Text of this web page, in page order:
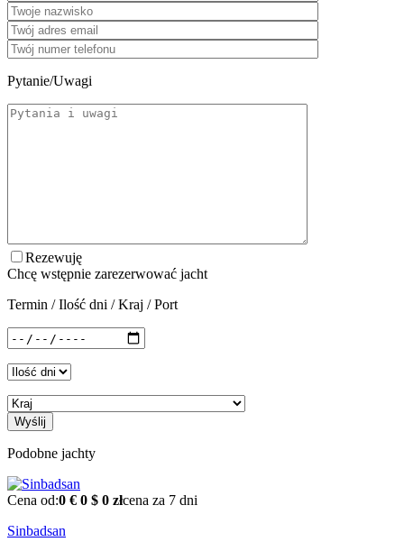
Pytanie/Uwagi
Rezewuję
Chcę wstępnie zarezerwować jacht
Termin / Ilość dni / Kraj / Port
Podobne jachty
Cena od:0 € 0 $ 0 złcena za 7 dni
Sinbadsan